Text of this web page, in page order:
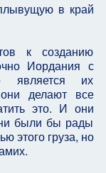
в край
к созданию
Иордания с
является их
делают все
это. И они
были бы рады
этого груза, но